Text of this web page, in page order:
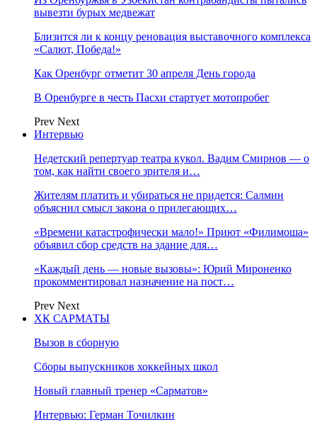
вывезти бурых медвежат
Близится ли к концу реновация выставочного комплекса
«Салют, Победа!»
Как Оренбург отметит 30 апреля День города
В Оренбурге в честь Пасхи стартует мотопробег
Prev Next
Интервью
Недетский репертуар театра кукол. Вадим Смирнов — о
том, как найти своего зрителя и…
Жителям платить и убираться не придется: Салмин
объяснил смысл закона о прилегающих…
«Времени катастрофически мало!» Приют «Филимоша»
объявил сбор средств на здание для…
«Каждый день — новые вызовы»: Юрий Мироненко
прокомментировал назначение на пост…
Prev Next
ХК САРМАТЫ
Вызов в сборную
Сборы выпускников хоккейных школ
Новый главный тренер «Сарматов»
Интервью: Герман Точилкин